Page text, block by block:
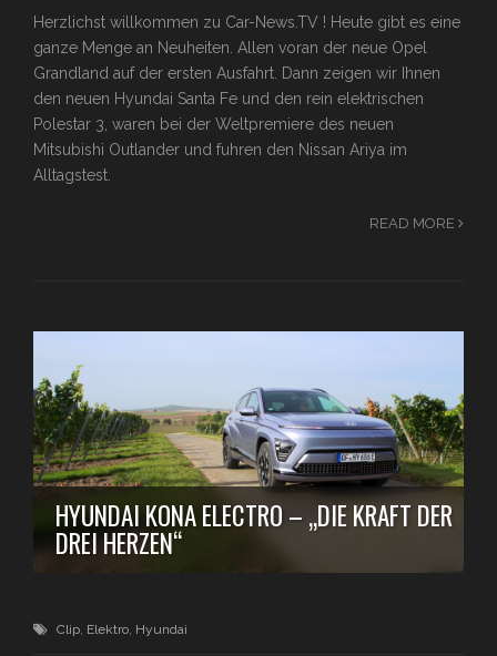
Herzlichst willkommen zu Car-News.TV ! Heute gibt es eine
ganze Menge an Neuheiten. Allen voran der neue Opel
Grandland auf der ersten Ausfahrt. Dann zeigen wir Ihnen
den neuen Hyundai Santa Fe und den rein elektrischen
Polestar 3, waren bei der Weltpremiere des neuen
Mitsubishi Outlander und fuhren den Nissan Ariya im
Alltagstest.
READ MORE
HYUNDAI KONA ELECTRO – „DIE KRAFT DER
DREI HERZEN“
Clip, Elektro, Hyundai